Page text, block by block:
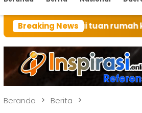
Breaking News
tuan rumah kali ini BRI Unit
Beranda Berita